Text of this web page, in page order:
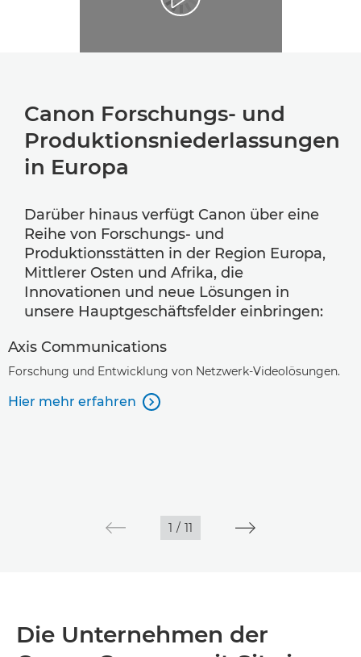
Canon Forschungs- und
Produktionsniederlassungen
in Europa
Darüber hinaus verfügt Canon über eine
Reihe von Forschungs- und
Produktionsstätten in der Region Europa,
Mittlerer Osten und Afrika, die
Innovationen und neue Lösungen in
unsere Hauptgeschäftsfelder einbringen:
Axis Communications
Forschung und Entwicklung von Netzwerk-Videolösungen.
Hier mehr erfahren 
1 / 11
Die Unternehmen der